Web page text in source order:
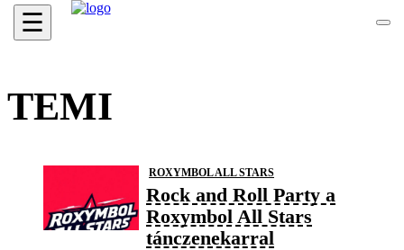
☰
TEMI
ROXYMBOL ALL STARS
Rock and Roll Party a
Roxymbol All Stars
tánczenekarral